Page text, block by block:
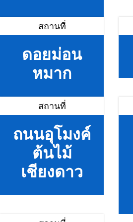
สถานที่
ดอยม่อน
หมาก
สถานที่
ถนนอุโมงค์
ต้นไม้
เชียงดาว